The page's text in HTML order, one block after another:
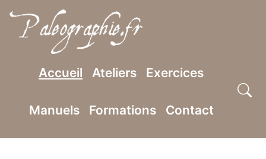
SKIP TO MAIN CONTENT
Accueil Ateliers Exercices
Manuels Formations Contact